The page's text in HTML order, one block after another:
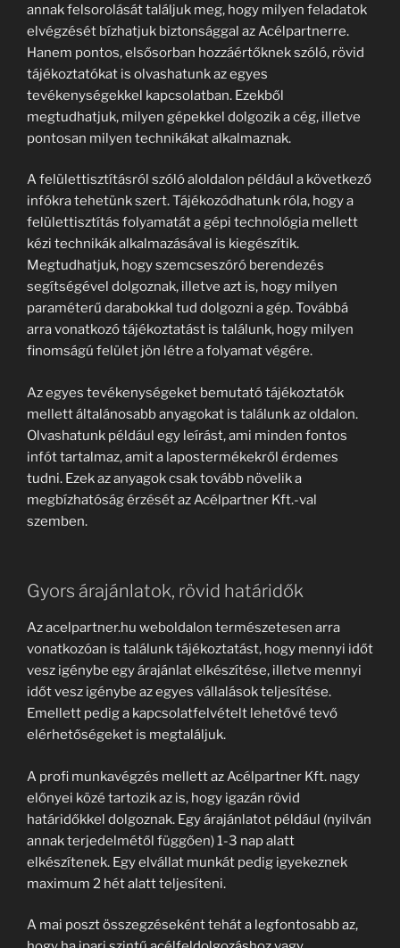
annak felsorolását találjuk meg, hogy milyen feladatok
elvégzését bízhatjuk biztonsággal az Acélpartnerre.
Hanem pontos, elsősorban hozzáértőknek szóló, rövid
tájékoztatókat is olvashatunk az egyes
tevékenységekkel kapcsolatban. Ezekből
megtudhatjuk, milyen gépekkel dolgozik a cég, illetve
pontosan milyen technikákat alkalmaznak.
A felülettisztításról szóló aloldalon például a következő
infókra tehetünk szert. Tájékozódhatunk róla, hogy a
felülettisztítás folyamatát a gépi technológia mellett
kézi technikák alkalmazásával is kiegészítik.
Megtudhatjuk, hogy szemcseszóró berendezés
segítségével dolgoznak, illetve azt is, hogy milyen
paraméterű darabokkal tud dolgozni a gép. Továbbá
arra vonatkozó tájékoztatást is találunk, hogy milyen
finomságú felület jön létre a folyamat végére.
Az egyes tevékenységeket bemutató tájékoztatók
mellett általánosabb anyagokat is találunk az oldalon.
Olvashatunk például egy leírást, ami minden fontos
infót tartalmaz, amit a lapostermékekről érdemes
tudni. Ezek az anyagok csak tovább növelik a
megbízhatóság érzését az Acélpartner Kft.-val
szemben.
Gyors árajánlatok, rövid határidők
Az acelpartner.hu weboldalon természetesen arra
vonatkozóan is találunk tájékoztatást, hogy mennyi időt
vesz igénybe egy árajánlat elkészítése, illetve mennyi
időt vesz igénybe az egyes vállalások teljesítése.
Emellett pedig a kapcsolatfelvételt lehetővé tevő
elérhetőségeket is megtaláljuk.
A profi munkavégzés mellett az Acélpartner Kft. nagy
előnyei közé tartozik az is, hogy igazán rövid
határidőkkel dolgoznak. Egy árajánlatot például (nyilván
annak terjedelmétől függően) 1-3 nap alatt
elkészítenek. Egy elvállat munkát pedig igyekeznek
maximum 2 hét alatt teljesíteni.
A mai poszt összegzéseként tehát a legfontosabb az,